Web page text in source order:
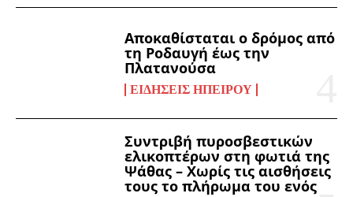
Αποκαθίσταται ο δρόμος από
τη Ροδαυγή έως την
Πλατανούσα
ΕΙΔΉΣΕΙΣ ΗΠΕΊΡΟΥ
Συντριβή πυροσβεστικών
ελικοπτέρων στη φωτιά της
Ψάθας – Χωρίς τις αισθήσεις
τους το πλήρωμα του ενός